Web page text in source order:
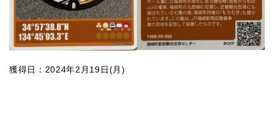
獲得日：2024年2月19日(月)